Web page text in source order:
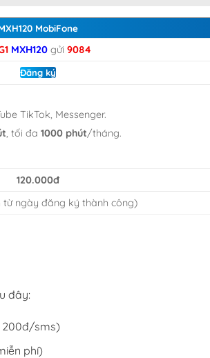
MobiFone
MXH120 gửi9084
Đăng ký
TikTok, Messenger.
, tối đa 1000 phút/tháng.
120.000đ
ngày đăng ký thành công)
đây:
200đ/sms)
phí)